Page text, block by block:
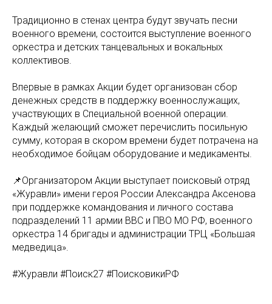
Традиционно в стенах центра будут звучать песни
военного времени, состоится выступление военного
оркестра и детских танцевальных и вокальных
коллективов.
Впервые в рамках Акции будет организован сбор
денежных средств в поддержку военнослужащих,
участвующих в Специальной военной операции.
Каждый желающий сможет перечислить посильную
сумму, которая в скором времени будет потрачена на
необходимое бойцам оборудование и медикаменты.
📌Организатором Акции выступает поисковый отряд
«Журавли» имени героя России Александра Аксенова
при поддержке командования и личного состава
подразделений 11 армии ВВС и ПВО МО РФ, военного
оркестра 14 бригады и администрации ТРЦ «Большая
медведица».
#Журавли #Поиск27 #ПоисковикиРФ